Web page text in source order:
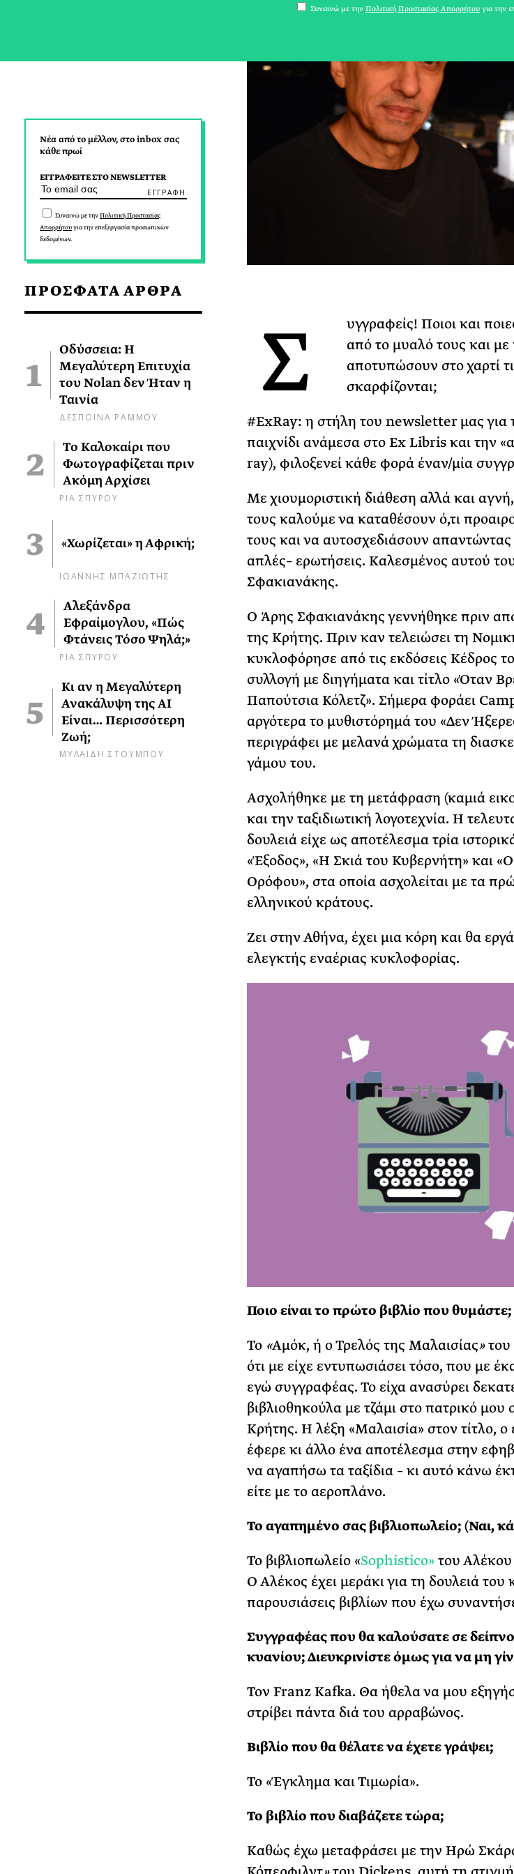
Νέα από το μέλλον, στο inbox σας
κάθε πρωί
ΕΓΓΡΑΦΕΙΤΕ ΣΤΟ NEWSLETTER
Συναινώ με τηνΠολιτική Προστασίας
Απορρήτουγια την επεξεργασία προσωπικών
δεδομένων.
ΠΡΟΣΦΑΤΑ ΑΡΘΡΑ
Οδύσσεια: Η
Μεγαλύτερη Επιτυχία
του Nolan δεν Ήταν η
Ταινία
ΔΕΣΠΟΙΝΑ ΡΑΜΜΟΥ
Το Καλοκαίρι που
Φωτογραφίζεται πριν
Ακόμη Αρχίσει
ΡΙΑ ΣΠΥΡΟΥ
«Χωρίζεται» η Αφρική;
ΙΩΑΝΝΗΣ ΜΠΑΖΙΩΤΗΣ
Αλεξάνδρα
Εφραίμογλου, «Πώς
Φτάνεις Τόσο Ψηλά;»
ΡΙΑ ΣΠΥΡΟΥ
Κι αν η Μεγαλύτερη
Ανακάλυψη της AI
Είναι… Περισσότερη
Ζωή;
ΜΥΛΑΙΔΗ ΣΤΟΥΜΠΟΥ
Σ
υγγραφείς! Ποιοι και
από το μυαλό τους και
αποτυπώσουν στο χαρτί
σκαρφίζονται;
#ExRay: η στήλη του newsletter μας για
παιχνίδι ανάμεσα στο Ex Libris και την
ray), φιλοξενεί κάθε φορά έναν/μία
Με χιουμοριστική διάθεση αλλά και
τους καλούμε να καταθέσουν ό,τι
τους και να αυτοσχεδιάσουν
απλές– ερωτήσεις. Καλεσμένoς αυτού
Σφακιανάκης.
Ο Άρης Σφακιανάκης γεννήθηκε πριν
της Κρήτης. Πριν καν τελειώσει τη
κυκλοφόρησε από τις εκδόσεις Κέδρος
συλλογή με διηγήματα και τίτλο «Όταν
Παπούτσια Κόλετζ». Σήμερα φοράει
αργότερα το μυθιστόρημά του «Δεν
περιγράφει με μελανά χρώματα τη
γάμου του.
Ασχολήθηκε με τη μετάφραση (καμιά
και την ταξιδιωτική λογοτεχνία. Η
δουλειά είχε ως αποτέλεσμα τρία
«Έξοδος», «Η Σκιά του Κυβερνήτη» και
Ορόφου», στα οποία ασχολείται με τα
ελληνικού κράτους.
Ζει στην Αθήνα, έχει μια κόρη και θα
ελεγκτής εναέριας κυκλοφορίας.
Ποιo είναι το πρώτο βιβλίο που θυμάστε;
Το«Αμόκ, ή ο Τρελός της Μαλαισίας»του
ότι με είχε εντυπωσιάσει τόσο, που με
εγώ συγγραφέας. Το είχα ανασύρει
βιβλιοθηκούλα με τζάμι στο πατρικό μου
Κρήτης. Η λέξη «Μαλαισία» στον τίτλο, ο
έφερε κι άλλο ένα αποτέλεσμα στην
να αγαπήσω τα ταξίδια – κι αυτό κάνω
είτε με το αεροπλάνο.
Το αγαπημένο σας βιβλιοπωλείο; (Ναι,
Το βιβλιοπωλείο «Sophistico»του Αλέκου
Ο Αλέκος έχει μεράκι για τη δουλειά του
παρουσιάσεις βιβλίων που έχω
Συγγραφέας που θα καλούσατε σε
κυανίου; Διευκρινίστε όμως για να μη
Τον Franz Kafka. Θα ήθελα να μου
στρίβει πάντα διά του αρραβώνος.
Βιβλίο που θα θέλατε να έχετε γράψει;
Το «Έγκλημα και Τιμωρία».
Το βιβλίο που διαβάζετε τώρα;
Καθώς έχω μεταφράσει με την Ηρώ
Συναινώ με την Πολιτική Προστασίας Απορρήτου για την